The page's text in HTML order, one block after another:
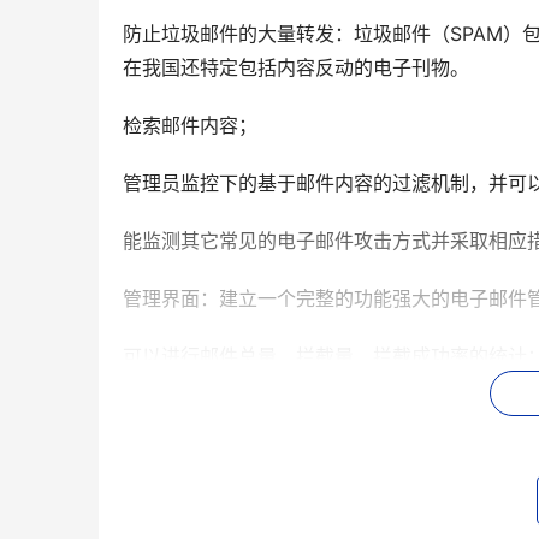
防止垃圾邮件的大量转发：垃圾邮件（SPAM）
在我国还特定包括内容反动的电子刊物。
检索邮件内容；
管理员监控下的基于邮件内容的过滤机制，并可
能监测其它常见的电子邮件攻击方式并采取相应
管理界面：建立一个完整的功能强大的电子邮
垃圾邮件过滤达到90%以上的准确率，邮件正
在过滤功能不断加强的情况下，可以确保邮件系
系统具有良好的可扩展性，并提供过滤等功能